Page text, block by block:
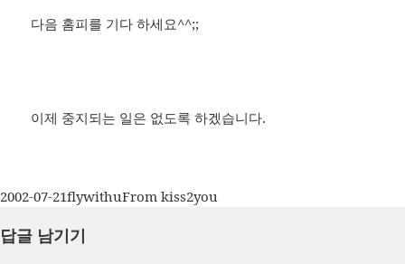
다음 홈피를 기다 하세요^^;;
이제 중지되는 일은 없도록 하겠습니다.
작
일
2002-07-21글
이
flywithu카
From kiss2you
답글 남기기